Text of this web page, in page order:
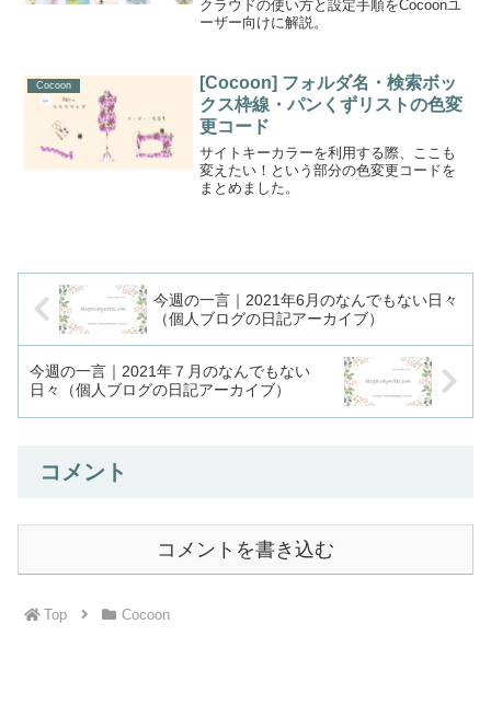
クラウドの使い方と設定手順をCocoonユ
ーザー向けに解説。
Cocoon
[Cocoon] フォルダ名・検索ボッ
クス枠線・パンくずリストの色変
更コード
サイトキーカラーを利用する際、ここも
変えたい！という部分の色変更コードを
まとめました。
今週の一言｜2021年6月のなんでもない日々
（個人ブログの日記アーカイブ）
今週の一言｜2021年７月のなんでもない
日々（個人ブログの日記アーカイブ）
コメント
コメントを書き込む
Top Cocoon